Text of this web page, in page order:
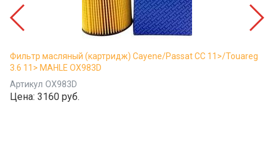
Фильтр масляный (картридж) Cayene/Passat CC 11>/Touareg
3.6 11> MAHLE OX983D
Артикул OX983D
Цена: 3160 руб.